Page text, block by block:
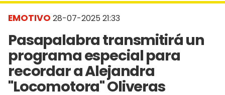
EMOTIVO 28-07-2025 21:33
Pasapalabra transmitirá un
programa especial para
recordar a Alejandra
"Locomotora" Oliveras